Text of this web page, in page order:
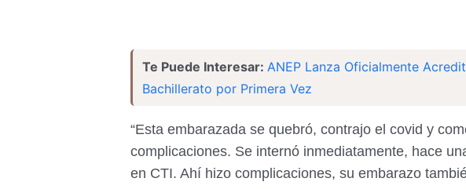
Te Puede Interesar: ANEP Lanza Oficialmente
Bachillerato por Primera Vez
“Esta embarazada se quebró, contrajo el covid y
complicaciones. Se internó inmediatamente, hace
en CTI. Ahí hizo complicaciones, su embarazo